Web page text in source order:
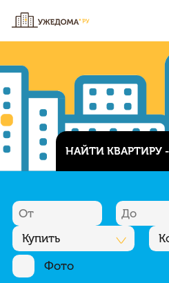
НАЙТИ КВАРТИРУ
Купить
Фото